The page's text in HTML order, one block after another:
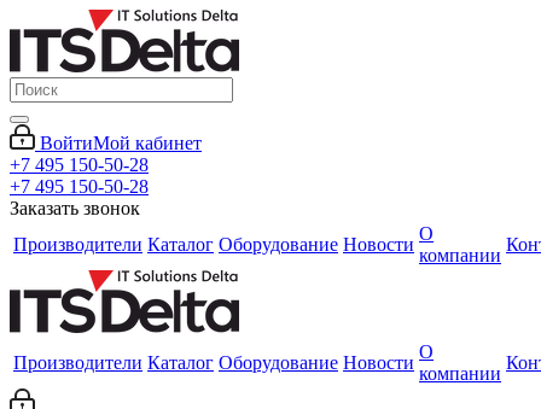
ВойтиМой кабинет
+7 495 150-50-28
+7 495 150-50-28
Заказать звонок
Производители Каталог Оборудование Новости
О
компании
Производители Каталог Оборудование Новости
О
компании